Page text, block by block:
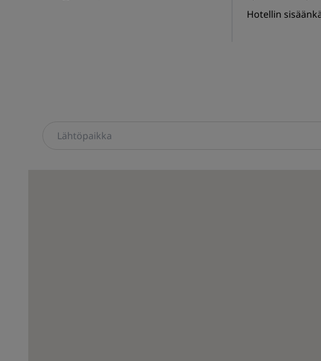
Hotellin